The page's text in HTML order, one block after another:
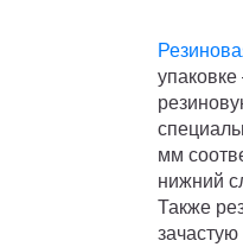
мм
нижний
Также